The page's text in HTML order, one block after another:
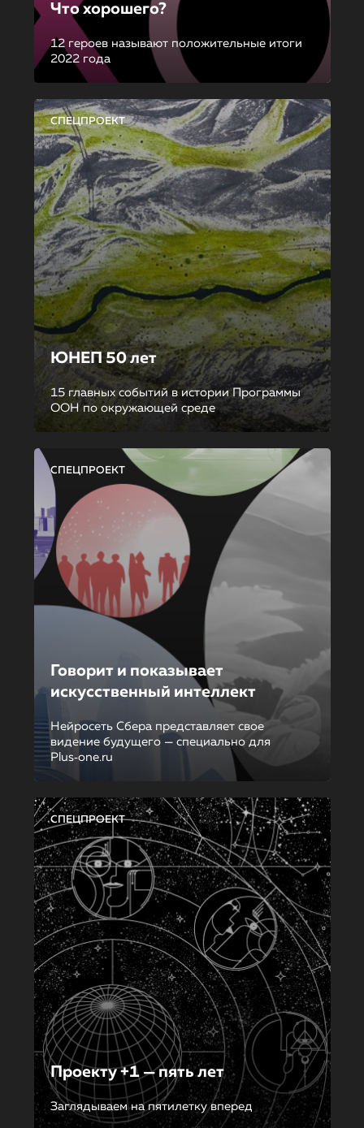
Что хорошего?
12 героев называют положительные итоги
2022 года
СПЕЦПРОЕКТ
ЮНЕП 50 лет
15 главных событий в истории Программы
ООН по окружающей среде
СПЕЦПРОЕКТ
Говорит и показывает
искусственный интеллект
Нейросеть Сбера представляет свое
видение будущего — специально для
Plus‑one.ru
СПЕЦПРОЕКТ
Проекту +1 — пять лет
Заглядываем на пятилетку вперед